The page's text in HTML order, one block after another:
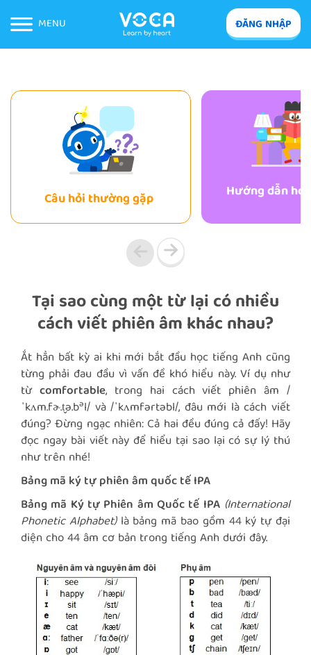
MENU ĐĂNG NHẬP
Câu hỏi thường gặp Hướng dẫn
Tại sao cùng một từ lại có nhiều
cách viết phiên âm khác nhau?
Ắt hẳn bất kỳ ai khi mới bắt đầu học tiếng Anh cũng
từng phải đau đầu vì vấn đề khó hiểu này. Ví dụ như
từ comfortable, trong hai cách viết phiên âm /
ˈkʌm.fɚ.t̬ə.bəl/ và /ˈkʌmfərtəbl/, đâu mới là cách viết
đúng? Đừng ngạc nhiên: Cả hai đều đúng cả đấy! Hãy
đọc ngay bài viết này để hiểu tại sao lại có sự lý thú
như trên nhé!
Bảng mã ký tự phiên âm quốc tế IPA
Bảng mã Ký tự Phiên âm Quốc tế IPA(International
Phonetic Alphabet)là bảng mã bao gồm 44 ký tự đại
diện cho 44 âm cơ bản trong tiếng Anh dưới đây.